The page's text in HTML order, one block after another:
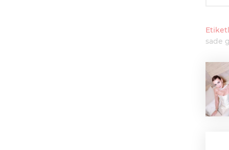
sade